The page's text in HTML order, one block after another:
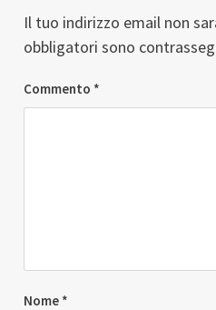
Il tuo indirizzo email non
obbligatori sono
Commento *
Nome *